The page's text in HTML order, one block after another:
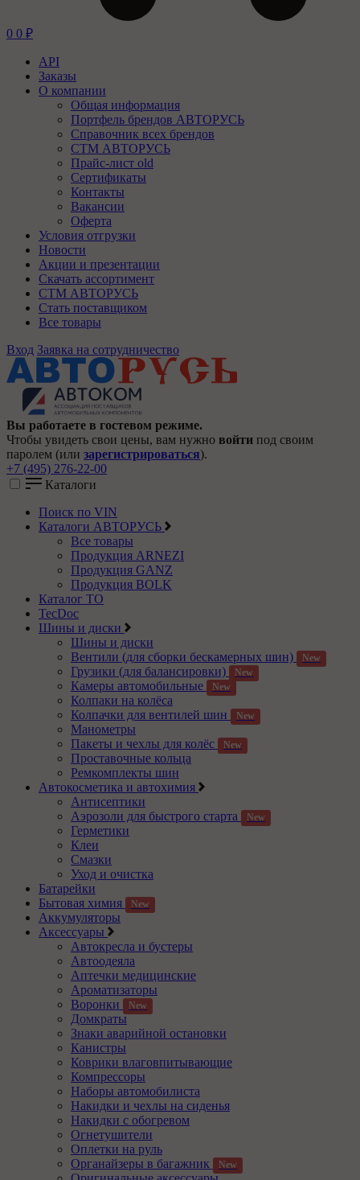
0 0 ₽
API
Заказы
О компании
Общая информация
Портфель брендов АВТОРУСЬ
Справочник всех брендов
СТМ АВТОРУСЬ
Прайс-лист old
Сертификаты
Контакты
Вакансии
Оферта
Условия отгрузки
Новости
Акции и презентации
Скачать ассортимент
СТМ АВТОРУСЬ
Стать поставщиком
Все товары
Вход Заявка на сотрудничество
Вы работаете в гостевом режиме.
Чтобы увидеть свои цены, вам нужно войти под своим
паролем (или зарегистрироваться).
+7 (495) 276-22-00
Каталоги
Поиск по VIN
Каталоги АВТОРУСЬ
Все товары
Продукция ARNEZI
Продукция GANZ
Продукция BOLK
Каталог ТО
TecDoc
Шины и диски
Шины и диски
Вентили (для сборки бескамерных шин)
New
Грузики (для балансировки) New
Камеры автомобильные New
Колпаки на колёса
Колпачки для вентилей шин
New
Манометры
Пакеты и чехлы для колёс
New
Проставочные кольца
Ремкомплекты шин
Автокосметика и автохимия
Антисептики
Аэрозоли для быстрого старта
New
Герметики
Клеи
Смазки
Уход и очистка
Батарейки
Бытовая химия
New
Аккумуляторы
Аксессуары
Автокресла и бустеры
Автоодеяла
Аптечки медицинские
Ароматизаторы
Воронки
New
Домкраты
Знаки аварийной остановки
Канистры
Коврики влаговпитывающие
Компрессоры
Наборы автомобилиста
Накидки и чехлы на сиденья
Накидки с обогревом
Огнетушители
Оплетки на руль
Органайзеры в багажник
New